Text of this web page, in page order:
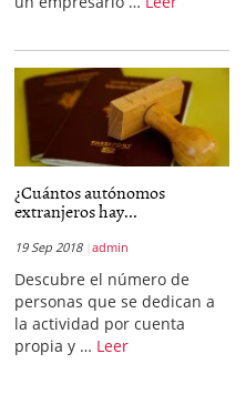
¿Cuántos autónomos
extranjeros hay...
19 Sep 2018 admin
Descubre el número de
personas que se dedican a
la actividad por cuenta
propia y … Leer